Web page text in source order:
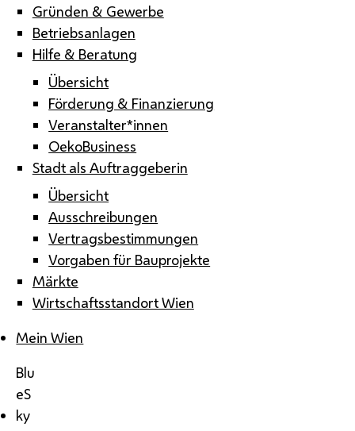
Gründen & Gewerbe
Betriebsanlagen
Hilfe & Beratung
Übersicht
Förderung & Finanzierung
Veranstalter*innen
OekoBusiness
Stadt als Auftraggeberin
Übersicht
Ausschreibungen
Vertragsbestimmungen
Vorgaben für Bauprojekte
Märkte
Wirtschaftsstandort Wien
Mein Wien
Blu
eS
ky